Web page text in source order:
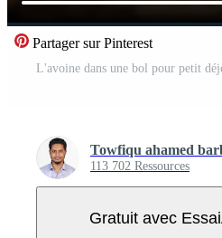
Partager sur Pinterest
L'avoine dans une bol pour petit
Towfiqu ahamed
113 702 Ressources
Gratuit avec Essai